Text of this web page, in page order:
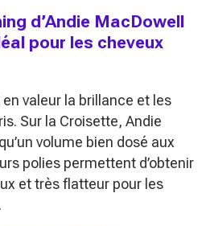
d’Andie MacDowell
pour les cheveux
valeur la brillance et les
Sur la Croisette, Andie
volume bien dosé aux
polies permettent d’obtenir
et très flatteur pour les